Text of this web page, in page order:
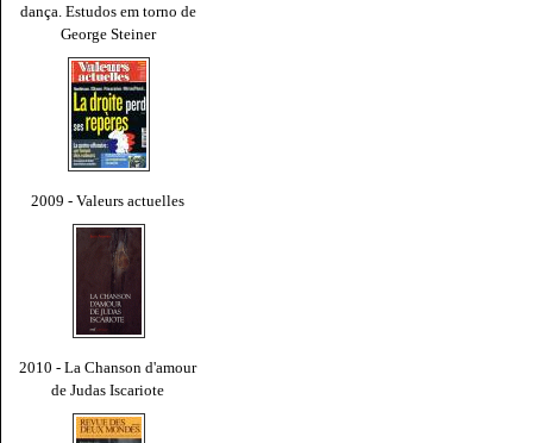
dança. Estudos em torno de
George Steiner
2009 - Valeurs actuelles
2010 - La Chanson d'amour
de Judas Iscariote